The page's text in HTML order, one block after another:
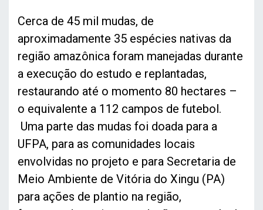
Cerca de 45 mil mudas, de
aproximadamente 35 espécies nativas da
região amazônica foram manejadas durante
a execução do estudo e replantadas,
restaurando até o momento 80 hectares –
o equivalente a 112 campos de futebol.
Uma parte das mudas foi doada para a
UFPA, para as comunidades locais
envolvidas no projeto e para Secretaria de
Meio Ambiente de Vitória do Xingu (PA)
para ações de plantio na região,